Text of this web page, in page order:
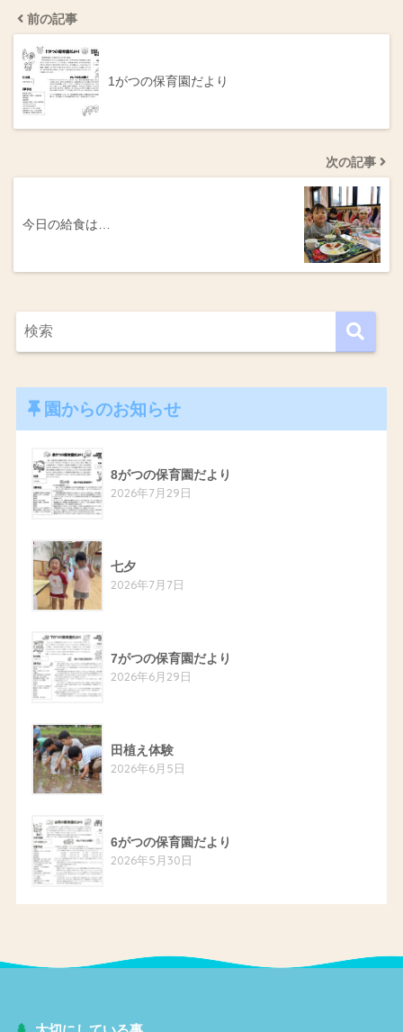
前の記事
1がつの保育園だより
次の記事
今日の給食は…
園からのお知らせ
8がつの保育園だより
2026年7月29日
七夕
2026年7月7日
7がつの保育園だより
2026年6月29日
田植え体験
2026年6月5日
6がつの保育園だより
2026年5月30日